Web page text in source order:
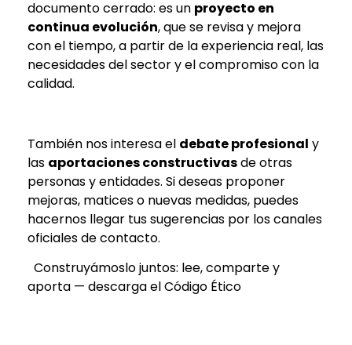
documento cerrado: es un proyecto en
continua evolución, que se revisa y mejora
con el tiempo, a partir de la experiencia real, las
necesidades del sector y el compromiso con la
calidad.
También nos interesa el debate profesional y
las aportaciones constructivasde otras
personas y entidades. Si deseas proponer
mejoras, matices o nuevas medidas, puedes
hacernos llegar tus sugerencias por los canales
oficiales de contacto.
Construyámoslo juntos: lee, comparte y
aporta — descarga el Código Ético